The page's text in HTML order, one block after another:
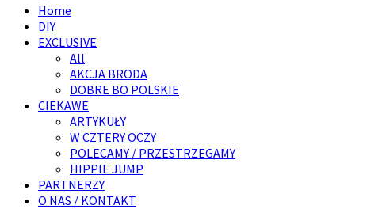
Home
DIY
EXCLUSIVE
All
AKCJA BRODA
DOBRE BO POLSKIE
CIEKAWE
ARTYKUŁY
W CZTERY OCZY
POLECAMY / PRZESTRZEGAMY
HIPPIE JUMP
PARTNERZY
O NAS / KONTAKT